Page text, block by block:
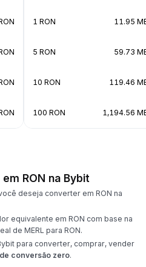
1 RON 11.95
5 RON 59.73
10 RON 119.46
100 RON 1,194.56
RON na Bybit
deseja converter em RON na
equivalente em RON com base na
de MERL para RON.
para converter, comprar, vender
conversão zero.